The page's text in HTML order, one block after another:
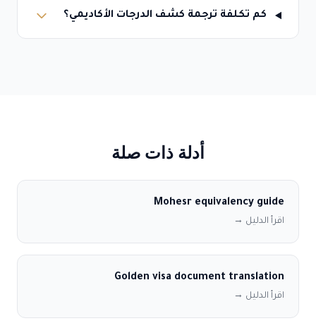
كم تكلفة ترجمة كشف الدرجات الأكاديمي؟
أدلة ذات صلة
Mohesr equivalency guide
اقرأ الدليل →
Golden visa document translation
اقرأ الدليل →